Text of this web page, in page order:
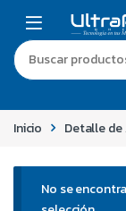
Inicio Detalle
No se